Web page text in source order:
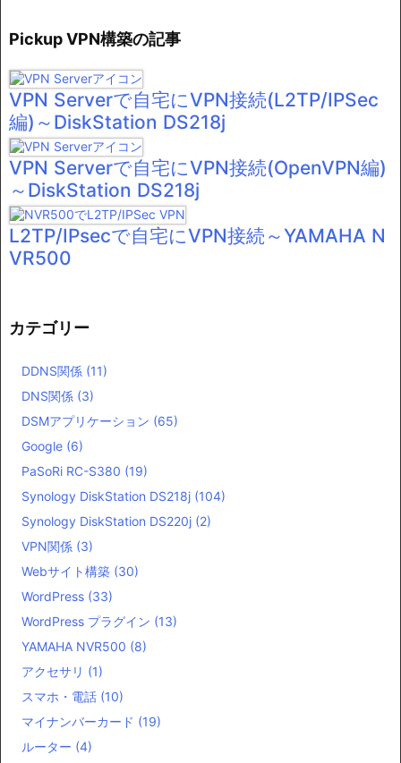
Pickup VPN構築の記事
VPN Serverで自宅にVPN接続(L2TP/IPSec
編)～DiskStation DS218j
VPN Serverで自宅にVPN接続(OpenVPN編)
～DiskStation DS218j
L2TP/IPsecで自宅にVPN接続～YAMAHA N
VR500
カテゴリー
DDNS関係 (11)
DNS関係 (3)
DSMアプリケーション (65)
Google (6)
PaSoRi RC-S380 (19)
Synology DiskStation DS218j (104)
Synology DiskStation DS220j (2)
VPN関係 (3)
Webサイト構築 (30)
WordPress (33)
WordPress プラグイン (13)
YAMAHA NVR500 (8)
アクセサリ (1)
スマホ・電話 (10)
マイナンバーカード (19)
ルーター (4)